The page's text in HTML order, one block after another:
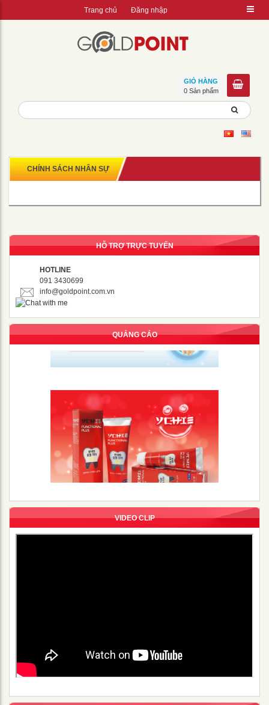
Trang chủ Đăng nhập
GIỎ HÀNG
0 Sản phẩm
CHÍNH SÁCH NHÂN SỰ
HỖ TRỢ TRỰC TUYẾN
HOTLINE
091 3430699
info@goldpoint.com.vn
QUẢNG CÁO
VIDEO CLIP